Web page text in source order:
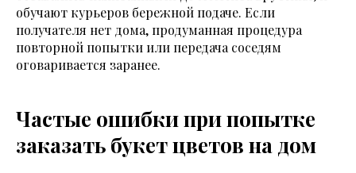
обучают курьеров бережной подаче. Если
получателя нет дома, продуманная процедура
повторной попытки или передача соседям
оговаривается заранее.
Частые ошибки при попытке
заказать букет цветов на дом